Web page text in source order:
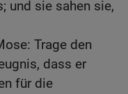
und sie sahen sie,
Trage den
dass er
für die